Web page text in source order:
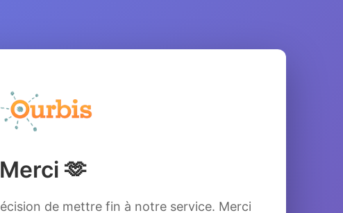
Merci 🫶
de mettre fin à notre service. Merci